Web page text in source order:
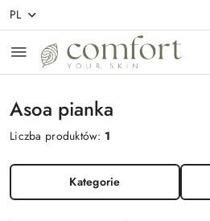
Przejdź do treści głównej
Przejdź do wyszukiwarki
Przejdź do moje konto
Przejdź do menu głównego
Przejdź do stopki
PL
Asoa pianka
Liczba produktów: 1
Kategorie